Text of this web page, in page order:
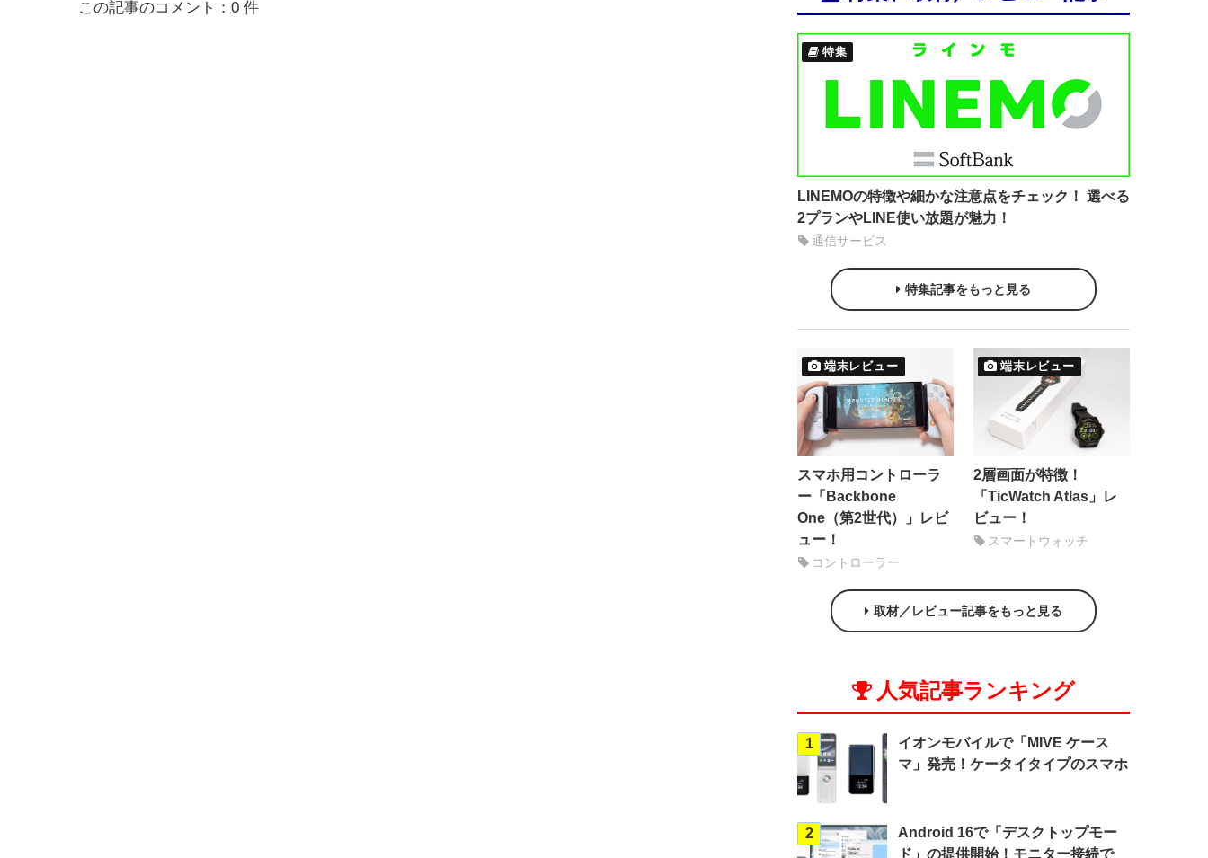
この記事のコメント：0 件
特集
LINEMOの特徴や細かな注意点をチェック！ 選べる
2プランやLINE使い放題が魅力！
通信サービス
特集記事をもっと見る
端末レビュー
スマホ用コントローラ
ー「Backbone
One（第2世代）」レビ
ュー！
コントローラー
端末レビュー
2層画面が特徴！
「TicWatch Atlas」レ
ビュー！
スマートウォッチ
取材／レビュー記事をもっと見る
人気記事ランキング
1
イオンモバイルで「MIVE ケース
マ」発売！ケータイタイプのスマホ
2
Android 16で「デスクトップモー
ド」の提供開始！モニター接続で